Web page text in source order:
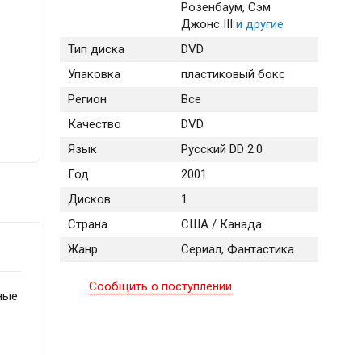
Розенбаум, Сэм
Джонс III и другие
Тип диска
DVD
Упаковка
пластиковый бокс
Регион
Все
Качество
DVD
Язык
Русский DD 2.0
Год
2001
Дисков
1
Страна
США / Канада
Жанр
Сериал, Фантастика
Сообщить о поступлении